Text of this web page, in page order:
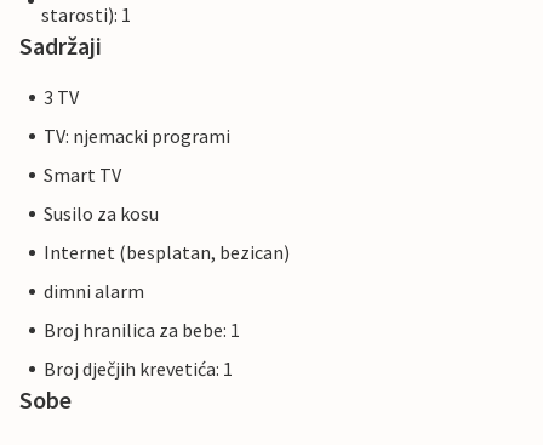
starosti): 1
Sadržaji
3 TV
TV: njemacki programi
Smart TV
Susilo za kosu
Internet (besplatan, bezican)
dimni alarm
Broj hranilica za bebe: 1
Broj dječjih krevetića: 1
Sobe